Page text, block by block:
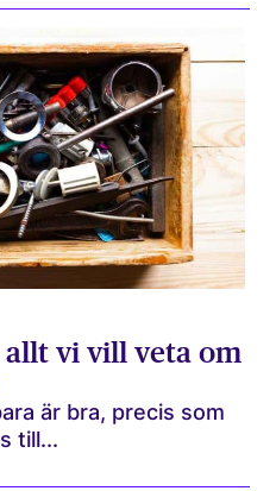
allt vi vill veta om
är bra, precis som
till...